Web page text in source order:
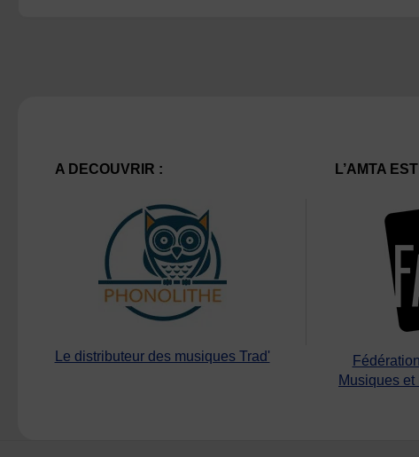
A DECOUVRIR :
Le distributeur des musiques Trad'
L’AMTA
Musiques